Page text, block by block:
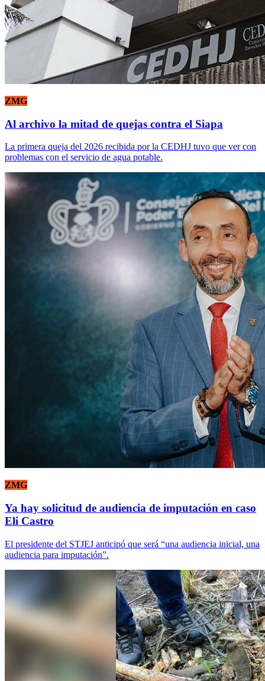
ZMG
Al archivo la mitad de quejas contra el Siapa
La primera queja del 2026 recibida por la CEDHJ tuvo que ver con
problemas con el servicio de agua potable.
ZMG
Ya hay solicitud de audiencia de imputación en caso
Eli Castro
El presidente del STJEJ anticipó que será “una audiencia inicial, una
audiencia para imputación”.